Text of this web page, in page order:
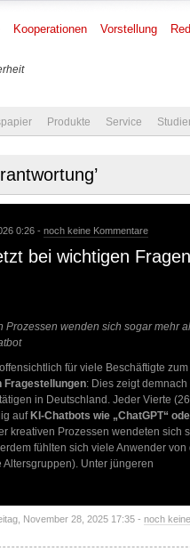
Kooperationen Vorstellung
Produkte Service
0:26 - noch keine Kommentare
bei wichtigen Fragen
wenden sich sogar mehr
für viele Beschäftigte zum
Fragestellungen: Dies zeigt demnach
in Deutschland. Jeder Vierte
auf KI-Chatbots wie „ChatGPT“
kreativen Prozessen wendeten sich
fühlten sich viele Anwender von
Unter jüngeren
November 28, 2025 17:35 - noch keine